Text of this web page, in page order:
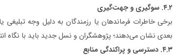
۴.۲. سوگیری و جهت‌گیری
برخی خاطرات فرماندهان یا رزمندگان به دلیل وجه
‌بعدی نشان می‌دهند؛ پژوهشگران و نسل جدید باید با نگاه
۴.۳. دسترسی و پراکندگی منابع